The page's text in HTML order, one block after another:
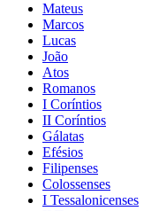
Mateus
Marcos
Lucas
João
Atos
Romanos
I Coríntios
II Coríntios
Gálatas
Efésios
Filipenses
Colossenses
I Tessalonicenses